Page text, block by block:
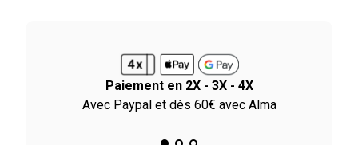
Paiement en 2X - 3X - 4X
Avec Paypal et dès 60€ avec Alma